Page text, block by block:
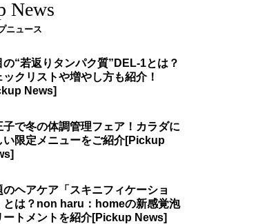
News
ニュース
の“若返りタンパク質”DEL-1とは？
ックリストや増やし方も紹介！
子で冬の体調管理フェア！カラダに
い限定メニューをご紹介
のヘアケア「スキニフィケーショ
とは？non haru：homeの新感覚泡
ートメントを紹介